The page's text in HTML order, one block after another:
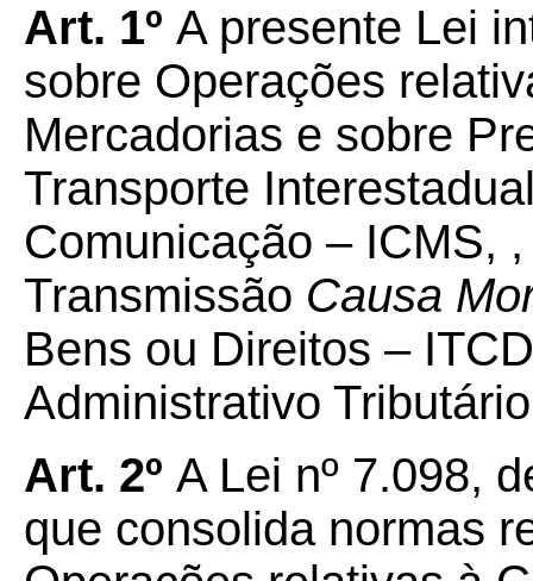
Art. 1º A presente Lei
sobre Operações
Mercadorias e sobre
Transporte
Comunicação – ICMS,
Transmissão Causa
Bens ou Direitos –
Administrativo
Art. 2º A Lei nº 7.098,
que consolida normas